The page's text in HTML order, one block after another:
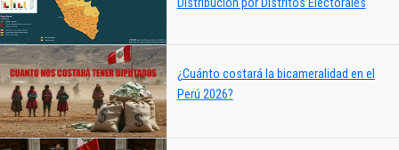
¿Cuánto costará la bicameralidad en el
Perú 2026?